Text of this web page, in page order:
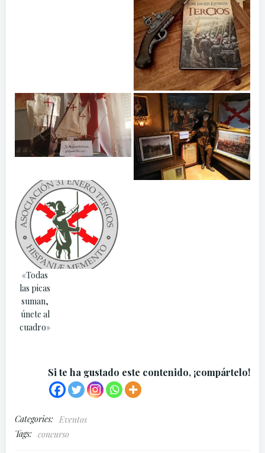
«Todas
las picas
suman,
únete al
cuadro»
Si te ha gustado este contenido, ¡compártelo!
Categories: Eventos
Tags: concurso